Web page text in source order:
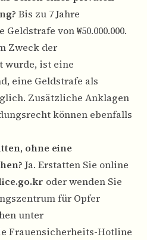
Bis zu 7 Jahre
von ₩50.000.000.
Zweck der
wurde, ist eine
eine Geldstrafe als
Zusätzliche Anklagen
können ebenfalls
ohne eine
Ja. Erstatten Sie online
oder wenden Sie
für Opfer
unter
Frauensicherheits-Hotline